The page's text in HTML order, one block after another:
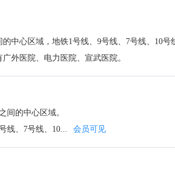
中心区域，地铁1号线、9号线、7号线、10
外医院、电力医院、宣武医院。
间的中心区域。
线、7号线、10...
会员可见